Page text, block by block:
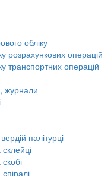
обліку
розрахункових операцій
транспортних операцій
журнали
палітурці